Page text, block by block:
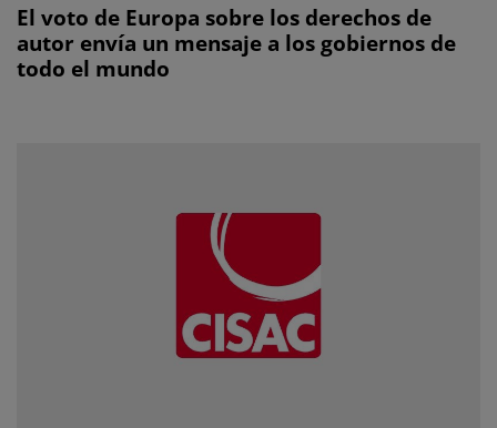
El voto de Europa sobre los derechos de
autor envía un mensaje a los gobiernos de
todo el mundo